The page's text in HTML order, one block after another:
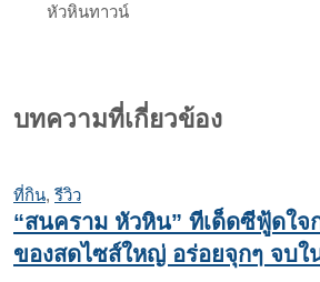
หัวหินทาวน์
บทความที่เกี่ยวข้อง
ที่กิน, รีวิว
“สนคราม หัวหิน” ทีเด็ดซีฟู้ดใจ
ของสดไซส์ใหญ่ อร่อยจุกๆ จบใ